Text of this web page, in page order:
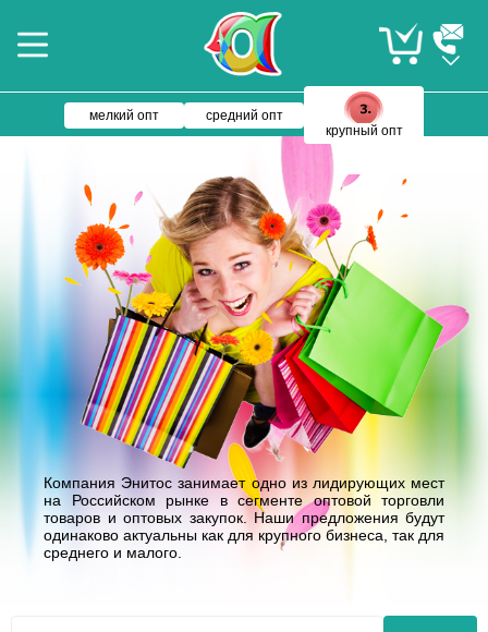
мелкий опт
средний опт
крупный опт
Компания Энитос занимает одно из лидирующих мест
на Российском рынке в сегменте оптовой торговли
товаров и оптовых закупок. Наши предложения будут
одинаково актуальны как для крупного бизнеса, так для
среднего и малого.